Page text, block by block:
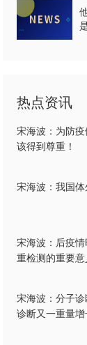
热点资讯
宋海波：为防疫
该得到尊重！
宋海波：我国
宋海波：后疫
重检测的重要意
宋海波：分子
诊断又一重量增